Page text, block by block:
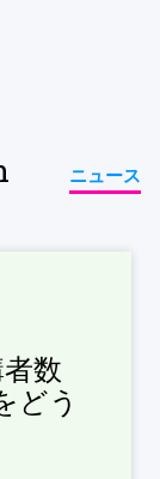
ニュース
数
どう